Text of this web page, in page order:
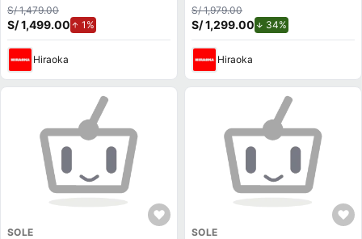
S/ 1,479.00
S/ 1,499.00 1%
Hiraoka
S/ 1,979.00
S/ 1,299.00 34%
Hiraoka
SOLE SOLE